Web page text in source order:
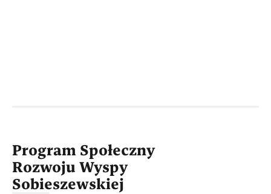
Program Społeczny
Rozwoju Wyspy
Sobieszewskiej